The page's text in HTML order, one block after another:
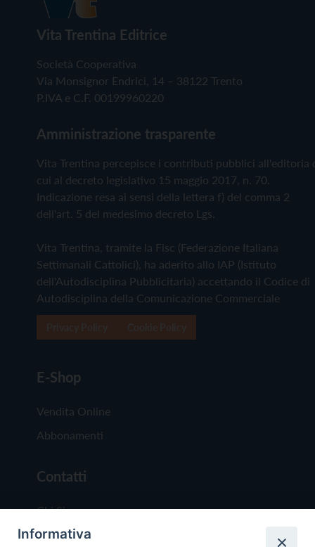
Vita Trentina Editrice
Società Cooperativa
Via Monsignor Endrici, 14 – 38122 Trento
P.IVA e C.F. 00199960220
Amministrazione trasparente
Vita Trentina percepisce i contributi pubblici all'editoria
cui al decreto legislativo 15 maggio 2017, n. 70.
Indicazione resa ai sensi della lettera f) del comma 2
dell'art. 5 del medesimo decreto Lgs.
Vita Trentina, tramite la Fisc (Federazione Italiana
Settimanali Cattolici), ha aderito allo IAP (Istituto
dell'Autodisciplina Pubblicitaria) accettando il Codice di
Autodisciplina della Comunicazione Commerciale
E-Shop
Vendita Online
Abbonamenti
Contatti
Chi Siamo
Redazione
Informativa